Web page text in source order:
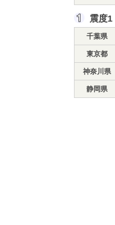
震度1
千葉県
東京都
神奈川県
静岡県